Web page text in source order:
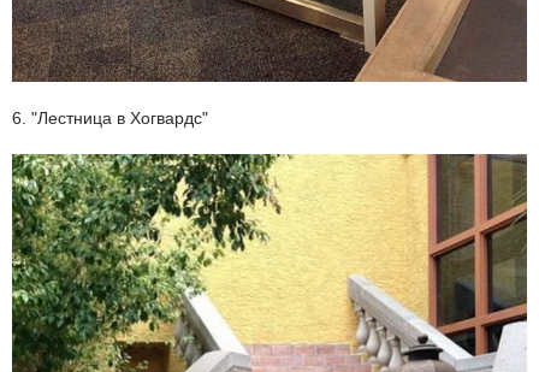
6. "Лестница в Хогвардс"